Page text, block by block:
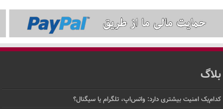
بلاگ
کدام‌یک امنیت بیشتری دارد: واتس‌اپ، تلگرام یا سیگنال؟